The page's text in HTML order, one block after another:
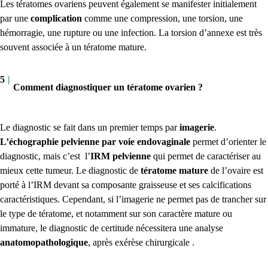
Les tératomes ovariens peuvent également se manifester initialement
par une complication comme une compression, une torsion, une
hémorragie, une rupture ou une infection. La torsion d’annexe est très
souvent associée à un tératome mature.
5 |
Comment diagnostiquer un tératome ovarien ?
Le diagnostic se fait dans un premier temps parimagerie.
L’échographie pelvienne par voie endovaginale permet d’orienter le
diagnostic, mais c’est l’IRM pelvienne qui permet de caractériser au
mieux cette tumeur. Le diagnostic de tératome mature de l’ovaire est
porté à l’IRM devant sa composante graisseuse et ses calcifications
caractéristiques. Cependant, si l’imagerie ne permet pas de trancher sur
le type de tératome, et notamment sur son caractère mature ou
immature, le diagnostic de certitude nécessitera une analyse
anatomopathologique, après exérèse chirurgicale .